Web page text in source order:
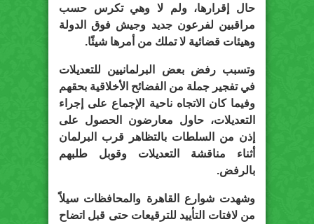
حال إقرارها، ولم لا وهي تكرس حسب
مراقبين لفرعون جديد وجيش فوق الدولة
وهيئات قضائية لا تملك من أمرها شيئًا.
وتسبب رفض بعض البرلمانيين للتعديلات
في تفجير جملة من الفضائح الأخلاقية بحقهم
وفيما كان الاتجاه ناحية الإجماع على إجراء
التعديلات، حاول معارضون الحصول على
إذن من السلطات بالتظاهر قرب البرلمان
أثناء مناقشة التعديلات وقوبل طلبهم
بالرفض.
وشهدت شوارع القاهرة والمحافظات سيلاً
من لافتات التأييد للترقيعات حتى قبل اتضاح